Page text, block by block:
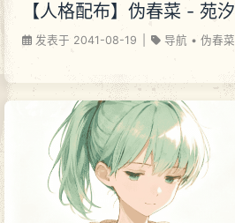
【人格配布】伪春菜 - 苑汐
发表于 2041-08-19 导航 • 伪春菜